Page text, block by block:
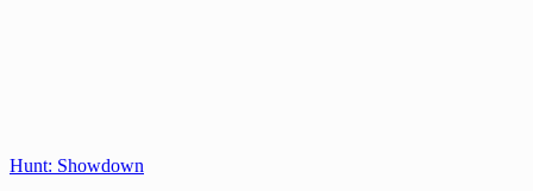
Hunt: Showdown